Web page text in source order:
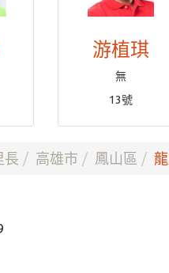
游植琪
無
13號
長 高雄市 鳳山區